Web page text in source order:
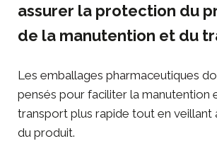
assurer la protection du
de la manutention et du
Les emballages pharmaceutiques
pensés pour faciliter la manutention
transport plus rapide tout en veillant
du produit.